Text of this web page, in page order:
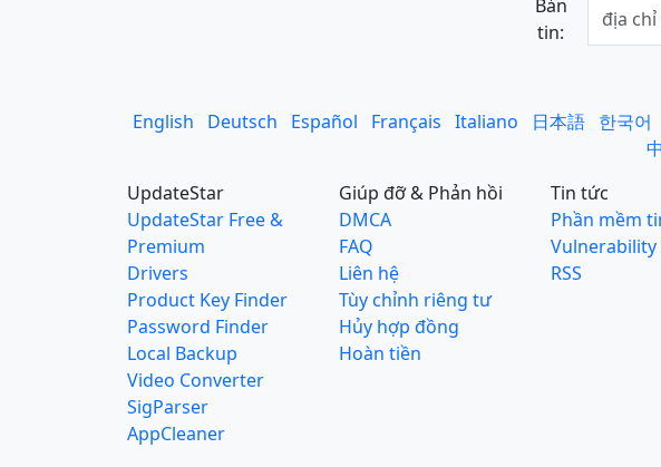
Bản
tin:
English Deutsch Español Français Italiano 日本語 한국어
UpdateStar
UpdateStar Free &
Premium
Drivers
Product Key Finder
Password Finder
Local Backup
Video Converter
SigParser
AppCleaner
Giúp đỡ & Phản hồi
DMCA
FAQ
Liên hệ
Tùy chỉnh riêng tư
Hủy hợp đồng
Hoàn tiền
Tin tức
Phần mềm
Vulnerability
RSS